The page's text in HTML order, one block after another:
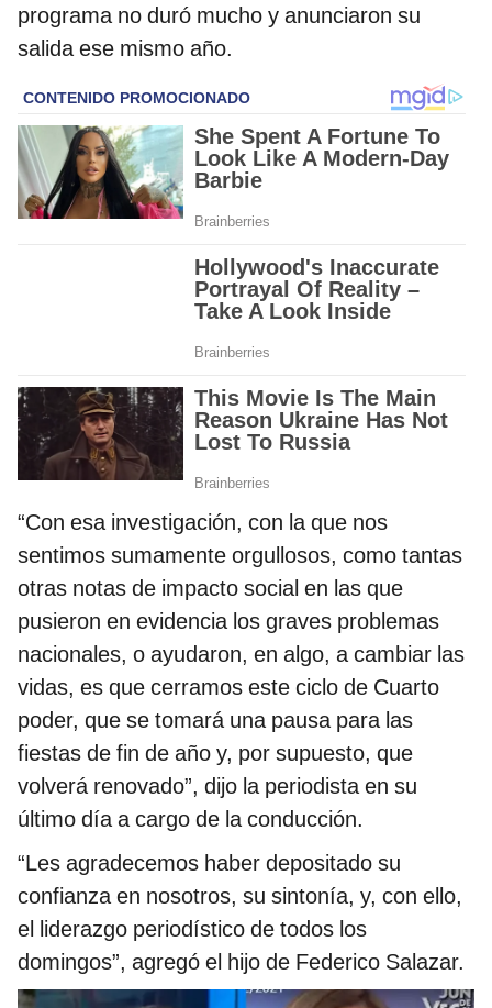
programa no duró mucho y anunciaron su
salida ese mismo año.
“Con esa investigación, con la que nos
sentimos sumamente orgullosos, como tantas
otras notas de impacto social en las que
pusieron en evidencia los graves problemas
nacionales, o ayudaron, en algo, a cambiar las
vidas, es que cerramos este ciclo de Cuarto
poder, que se tomará una pausa para las
fiestas de fin de año y, por supuesto, que
volverá renovado”, dijo la periodista en su
último día a cargo de la conducción.
“Les agradecemos haber depositado su
confianza en nosotros, su sintonía, y, con ello,
el liderazgo periodístico de todos los
domingos”, agregó el hijo de Federico Salazar.